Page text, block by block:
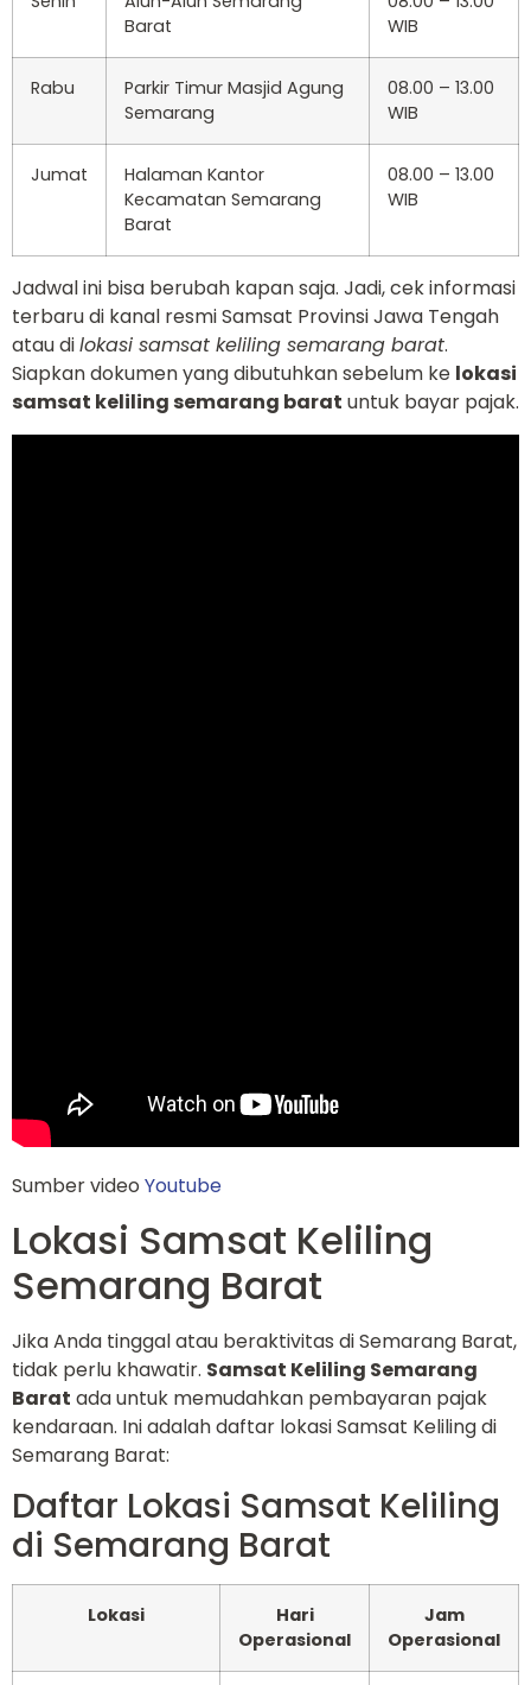
Barat
WIB
Rabu
Parkir Timur Masjid Agung
Semarang
08.00 – 13.00
WIB
Jumat
Halaman Kantor
Kecamatan Semarang
Barat
08.00 – 13.00
WIB
Jadwal ini bisa berubah kapan saja. Jadi, cek informasi
terbaru di kanal resmi Samsat Provinsi Jawa Tengah
atau dilokasi samsat keliling semarang barat.
Siapkan dokumen yang dibutuhkan sebelum ke lokasi
samsat keliling semarang barat untuk bayar pajak.
Sumber video Youtube
Lokasi Samsat Keliling
Semarang Barat
Jika Anda tinggal atau beraktivitas di Semarang Barat,
tidak perlu khawatir. Samsat Keliling Semarang
Barat ada untuk memudahkan pembayaran pajak
kendaraan. Ini adalah daftar lokasi Samsat Keliling di
Semarang Barat:
Daftar Lokasi Samsat Keliling
di Semarang Barat
Lokasi
Hari
Operasional
Jam
Operasional